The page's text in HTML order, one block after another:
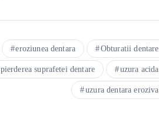
eroziunea dentara Obturatii dentare
pierderea suprafetei dentare uzura acida
uzura dentara eroziva